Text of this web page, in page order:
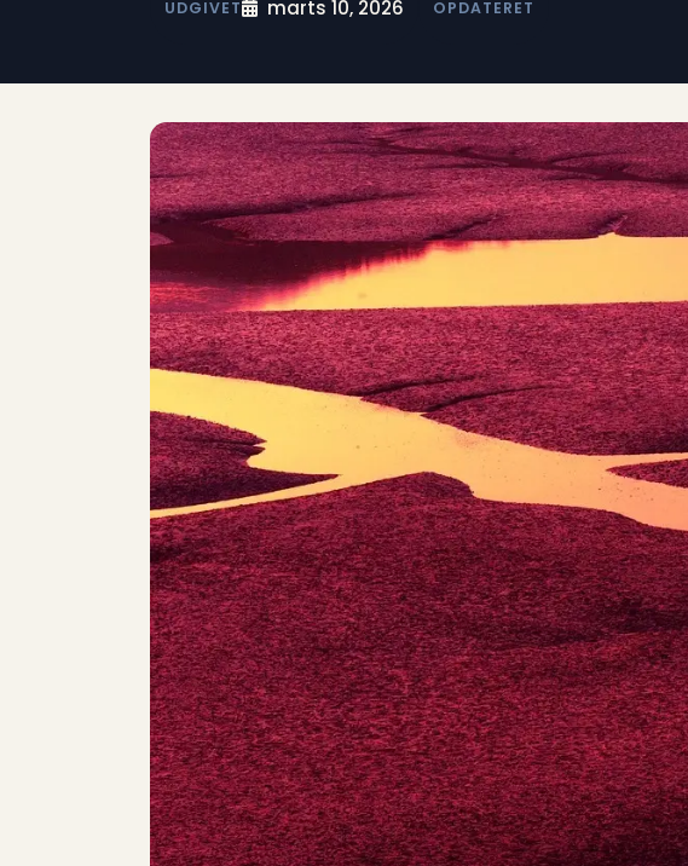
UDGIVET marts 10, 2026 OPDATERET